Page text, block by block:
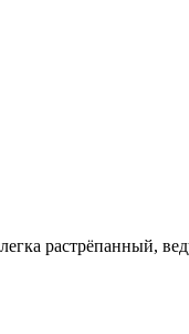
растрёпанный,